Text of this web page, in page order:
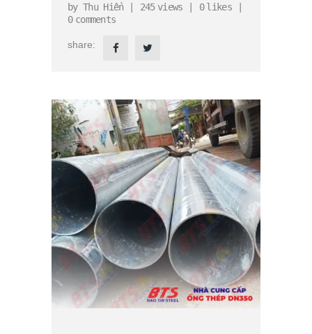
byThu Hiền 245 views 0 likes
0 comments
share: